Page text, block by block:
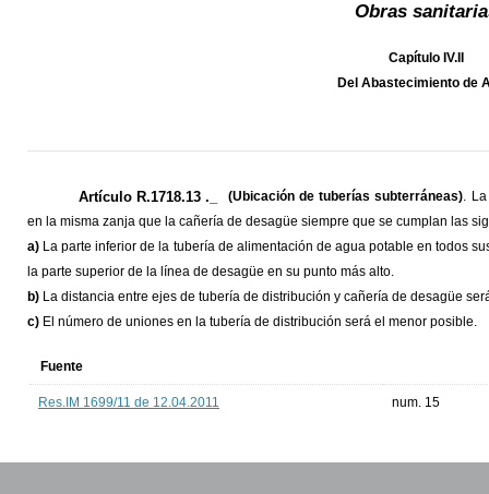
Obras
Capítulo IV.II
Del Abastecimiento de
Artículo R.1718.13 ._ (Ubicación de tuberías subterráneas).
en la misma zanja que la cañería de desagüe siempre que se cumplan las
a) La parte inferior de la tubería de alimentación de agua potable en todos
la parte superior de la línea de desagüe en su punto más alto.
b) La distancia entre ejes de tubería de distribución y cañería de desagüe
c) El número de uniones en la tubería de distribución será el menor posible.
Fuente
Res.IM 1699/11 de 12.04.2011 num. 15